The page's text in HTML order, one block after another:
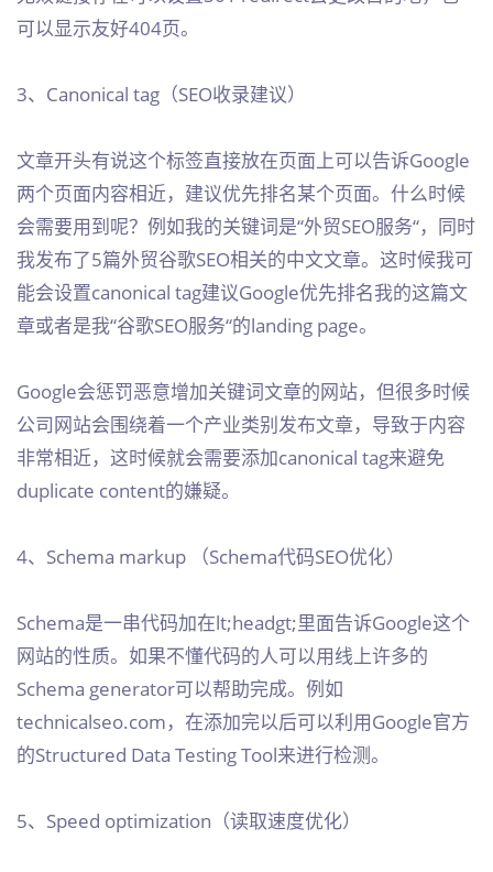
可以显示友好404页。
3、Canonical tag（SEO收录建议）
文章开头有说这个标签直接放在页面上可以告诉Google
两个页面内容相近，建议优先排名某个页面。什么时候
会需要用到呢？例如我的关键词是“外贸SEO服务“，同时
我发布了5篇外贸谷歌SEO相关的中文文章。这时候我可
能会设置canonical tag建议Google优先排名我的这篇文
章或者是我“谷歌SEO服务“的landing page。
Google会惩罚恶意增加关键词文章的网站，但很多时候
公司网站会围绕着一个产业类别发布文章，导致于内容
非常相近，这时候就会需要添加canonical tag来避免
duplicate content的嫌疑。
4、Schema markup （Schema代码SEO优化）
Schema是一串代码加在lt;headgt;里面告诉Google这个
网站的性质。如果不懂代码的人可以用线上许多的
Schema generator可以帮助完成。例如
technicalseo.com，在添加完以后可以利用Google官方
的Structured Data Testing Tool来进行检测。
5、Speed optimization（读取速度优化）